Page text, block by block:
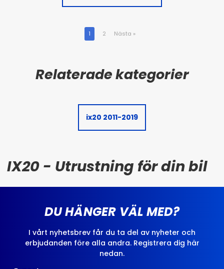
1 2 Nästa »
ix20 2011-2019
IX20 - Utrustning för din bil
DU HÄNGER VÄL MED?
I vårt nyhetsbrev får du ta del av nyheter och
erbjudanden före alla andra. Registrera dig här
nedan.